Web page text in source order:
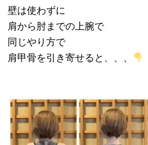
壁は使わずに
肩から肘までの上腕で
同じやり方で
肩甲骨を引き寄せると、、、